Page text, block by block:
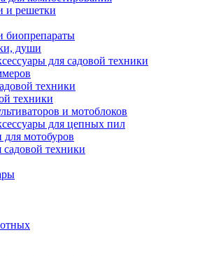
и решетки
биопрепараты
души
для садовой техники
техники
техники
и мотоблоков
для цепных пил
мотобуров
техники